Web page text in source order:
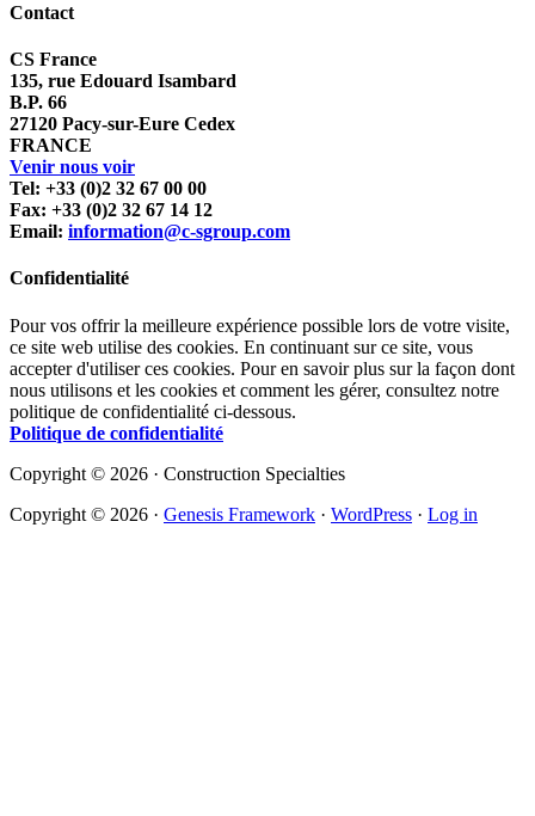
Contact
CS France
135, rue Edouard Isambard
B.P. 66
27120 Pacy-sur-Eure Cedex
FRANCE
Venir nous voir
Tel: +33 (0)2 32 67 00 00
Fax: +33 (0)2 32 67 14 12
Email: information@c-sgroup.com
Confidentialité
Pour vos offrir la meilleure expérience possible lors de votre visite,
ce site web utilise des cookies. En continuant sur ce site, vous
accepter d'utiliser ces cookies. Pour en savoir plus sur la façon dont
nous utilisons et les cookies et comment les gérer, consultez notre
politique de confidentialité ci-dessous.
Politique de confidentialité
Copyright © 2026 · Construction Specialties
Copyright © 2026 · Genesis Framework · WordPress · Log in